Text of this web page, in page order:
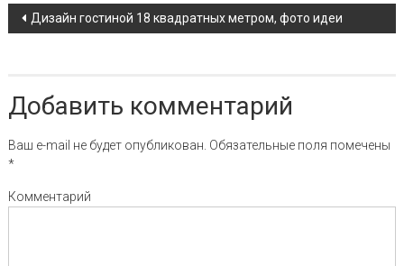
Навигация по записи
Дизайн гостиной 18 квадратных метром, фото идеи
Добавить комментарий
Ваш e-mail не будет опубликован. Обязательные поля помечены
*
Комментарий